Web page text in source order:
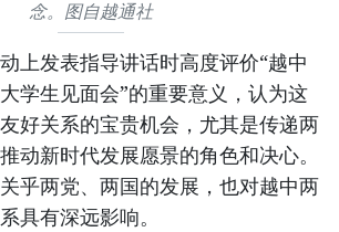
念。图自越通社
上发表指导讲话时高度评价“越中
学生见面会”的重要意义，认为这
好关系的宝贵机会，尤其是传递两
动新时代发展愿景的角色和决心。
乎两党、两国的发展，也对越中两
具有深远影响。